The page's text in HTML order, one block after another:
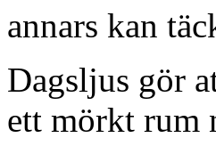
annars kan
Dagsljus gör
ett mörkt rum